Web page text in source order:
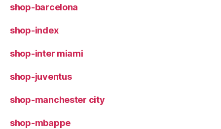
shop-barcelona
shop-index
shop-inter miami
shop-juventus
shop-manchester city
shop-mbappe